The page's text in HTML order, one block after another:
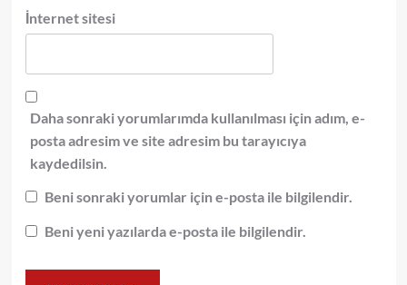
İnternet sitesi
Daha sonraki yorumlarımda kullanılması için adım, e-
posta adresim ve site adresim bu tarayıcıya
kaydedilsin.
Beni sonraki yorumlar için e-posta ile bilgilendir.
Beni yeni yazılarda e-posta ile bilgilendir.